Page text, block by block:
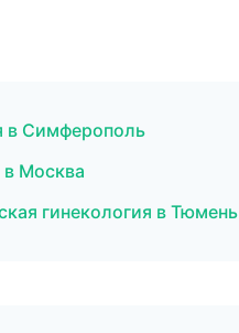
в Симферополь
Москва
гинекология в Тюмень